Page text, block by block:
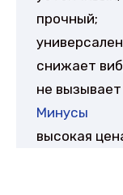
прочный;
снижает
не вызывает
Минусы
высокая